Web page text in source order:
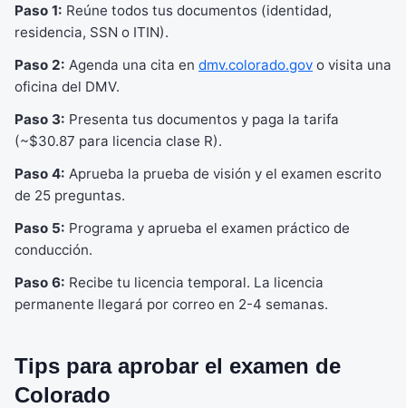
Paso 1: Reúne todos tus documentos (identidad,
residencia, SSN o ITIN).
Paso 2: Agenda una cita en dmv.colorado.gov o visita una
oficina del DMV.
Paso 3: Presenta tus documentos y paga la tarifa
(~$30.87 para licencia clase R).
Paso 4: Aprueba la prueba de visión y el examen escrito
de 25 preguntas.
Paso 5: Programa y aprueba el examen práctico de
conducción.
Paso 6: Recibe tu licencia temporal. La licencia
permanente llegará por correo en 2-4 semanas.
Tips para aprobar el examen de
Colorado